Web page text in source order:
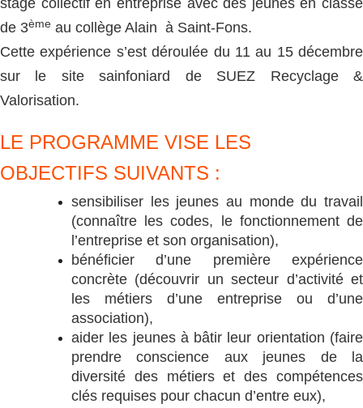
stage collectif en entreprise avec des jeunes en classe
de 3ème au collège Alain à Saint-Fons.
Cette expérience s’est déroulée du 11 au 15 décembre
sur le site sainfoniard de SUEZ Recyclage &
Valorisation.
LE PROGRAMME VISE LES
OBJECTIFS SUIVANTS :
sensibiliser les jeunes au monde du travail
(connaître les codes, le fonctionnement de
l’entreprise et son organisation),
bénéficier d’une première expérience
concrète (découvrir un secteur d’activité et
les métiers d’une entreprise ou d’une
association),
aider les jeunes à bâtir leur orientation (faire
prendre conscience aux jeunes de la
diversité des métiers et des compétences
clés requises pour chacun d’entre eux),